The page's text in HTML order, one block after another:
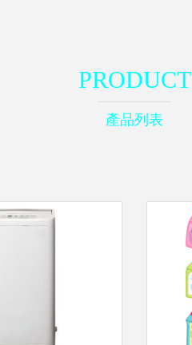
PRODUCT
產品列表